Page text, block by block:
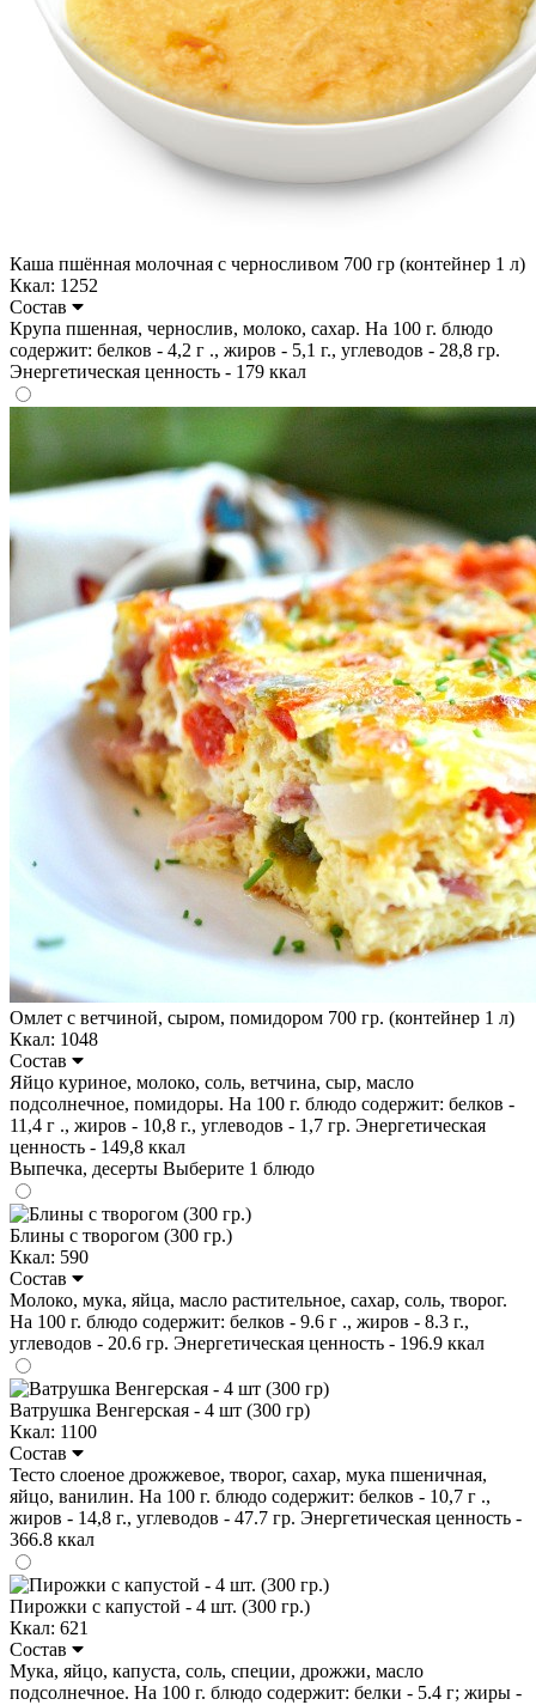
Каша пшённая молочная с черносливом 700 гр (контейнер 1 л)
Ккал: 1252
Состав
Крупа пшенная, чернослив, молоко, сахар. На 100 г. блюдо
содержит: белков - 4,2 г ., жиров - 5,1 г., углеводов - 28,8 гр.
Энергетическая ценность - 179 ккал
Омлет с ветчиной, сыром, помидором 700 гр. (контейнер 1 л)
Ккал: 1048
Состав
Яйцо куриное, молоко, соль, ветчина, сыр, масло
подсолнечное, помидоры. На 100 г. блюдо содержит: белков -
11,4 г ., жиров - 10,8 г., углеводов - 1,7 гр. Энергетическая
ценность - 149,8 ккал
Выпечка, десерты Выберите 1 блюдо
Блины с творогом (300 гр.)
Ккал: 590
Состав
Молоко, мука, яйца, масло растительное, сахар, соль, творог.
На 100 г. блюдо содержит: белков - 9.6 г ., жиров - 8.3 г.,
углеводов - 20.6 гр. Энергетическая ценность - 196.9 ккал
Ватрушка Венгерская - 4 шт (300 гр)
Ккал: 1100
Состав
Тесто слоеное дрожжевое, творог, сахар, мука пшеничная,
яйцо, ванилин. На 100 г. блюдо содержит: белков - 10,7 г .,
жиров - 14,8 г., углеводов - 47.7 гр. Энергетическая ценность -
366.8 ккал
Пирожки с капустой - 4 шт. (300 гр.)
Ккал: 621
Состав
Мука, яйцо, капуста, соль, специи, дрожжи, масло
подсолнечное. На 100 г. блюдо содержит: белки - 5.4 г; жиры -